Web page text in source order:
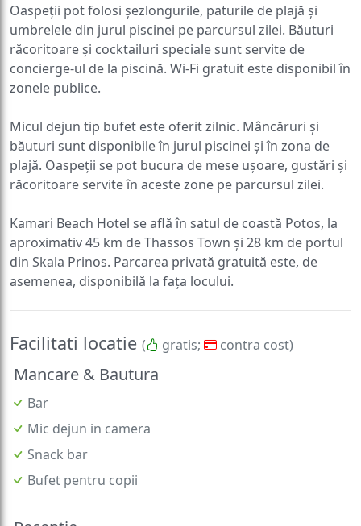
Oaspeții pot folosi șezlongurile, paturile de plajă și
umbrelele din jurul piscinei pe parcursul zilei. Băuturi
răcoritoare și cocktailuri speciale sunt servite de
concierge-ul de la piscină. Wi-Fi gratuit este disponibil în
zonele publice.
Micul dejun tip bufet este oferit zilnic. Mâncăruri și
băuturi sunt disponibile în jurul piscinei și în zona de
plajă. Oaspeții se pot bucura de mese ușoare, gustări și
răcoritoare servite în aceste zone pe parcursul zilei.
Kamari Beach Hotel se află în satul de coastă Potos, la
aproximativ 45 km de Thassos Town și 28 km de portul
din Skala Prinos. Parcarea privată gratuită este, de
asemenea, disponibilă la fața locului.
Facilitati locatie ( gratis; contra cost)
Mancare & Bautura
Bar
Mic dejun in camera
Snack bar
Bufet pentru copii